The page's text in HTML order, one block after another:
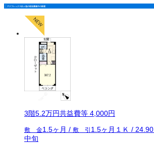
アドフレックス杁ヶ池の現在募集中の部屋
3階5.2万円共益費等 4,000円
敷 金1.5ヶ月 / 敷 引 1.5ヶ月 １Ｋ / 24.90
中旬